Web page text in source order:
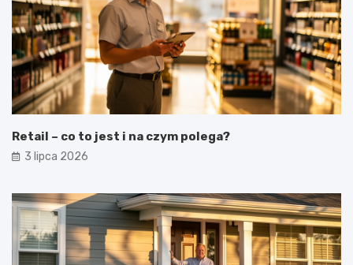
Retail – co to jest i na czym polega?
3 lipca 2026